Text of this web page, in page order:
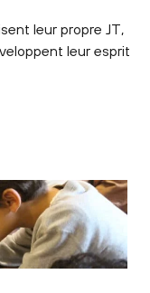
leur propre JT,
leur esprit